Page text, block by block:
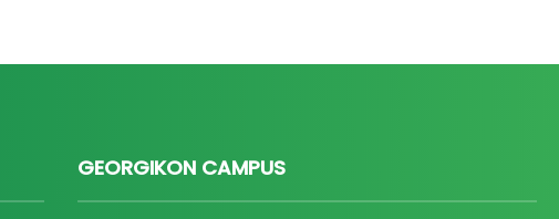
GEORGIKON CAMPUS